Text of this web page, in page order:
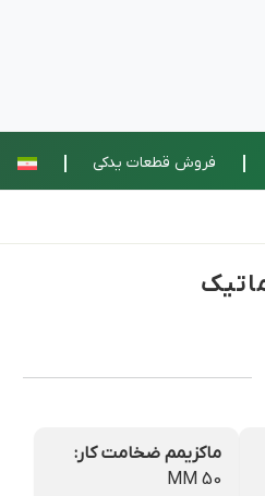
فروش قطعات یدکی
ماکزیمم ضخامت کار:
50 MM